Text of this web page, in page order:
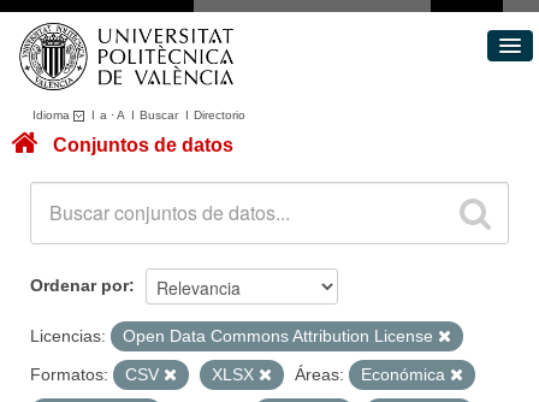
Idioma I a ·A I BuscarI Directorio
Conjuntos de datos
Acerca de
Portal de Transparencia
Conjuntos de datos
Ordenar por
Licencias:
Open Data Commons Attribution License
Formatos:
CSV XLSX Áreas:
Económica